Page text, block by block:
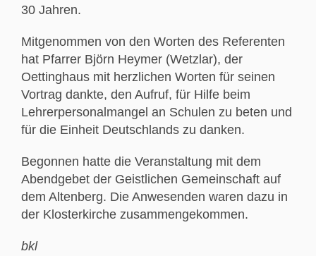
30 Jahren.
Mitgenommen von den Worten des Referenten
hat Pfarrer Björn Heymer (Wetzlar), der
Oettinghaus mit herzlichen Worten für seinen
Vortrag dankte, den Aufruf, für Hilfe beim
Lehrerpersonalmangel an Schulen zu beten und
für die Einheit Deutschlands zu danken.
Begonnen hatte die Veranstaltung mit dem
Abendgebet der Geistlichen Gemeinschaft auf
dem Altenberg. Die Anwesenden waren dazu in
der Klosterkirche zusammengekommen.
bkl